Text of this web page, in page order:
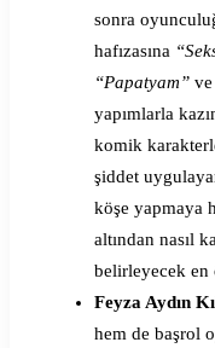
sonra
hafızasına
“Papatyam” ve
yapımlarla
komik
şiddet
köşe yapmaya
altından nasıl
belirleyecek en
Feyza Aydın
hem de başrol